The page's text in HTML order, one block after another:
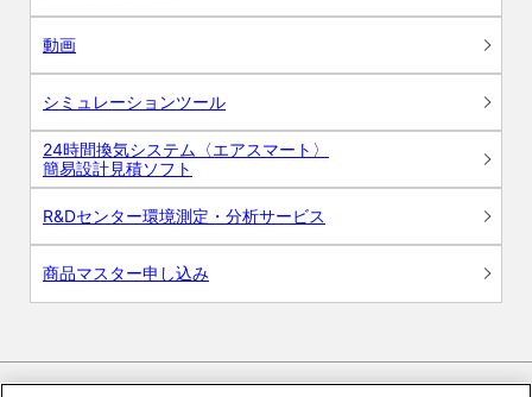
動画
シミュレーションツール
24時間換気システム〈エアスマート〉
簡易設計見積ソフト
R&Dセンター環境測定・分析サービス
商品マスター申し込み